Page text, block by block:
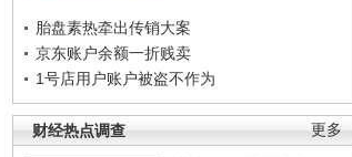
胎盘素热牵出传销大案
京东账户余额一折贱卖
1号店用户账户被盗不作为
更多
财经热点调查